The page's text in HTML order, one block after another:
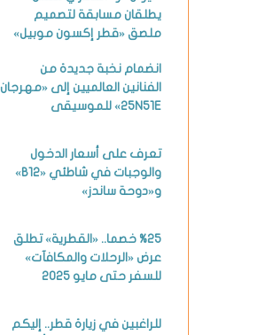
يطلقان مسابقة لتصميم
ملصق «قطر إكسون موبيل»
انضمام نخبة جديدة من
الفنانين العالميين إلى «مهرجان
25N51E» للموسيقى
تعرف على أسعار الدخول
والوجبات في شاطئي «B12»
و«دوحة ساندز»
%25 خصما.. «القطرية» تطلق
عرض «الرحلات والمكافآت»
للسفر حتى مايو 2025
للراغبين في زيارة قطر.. إليكم